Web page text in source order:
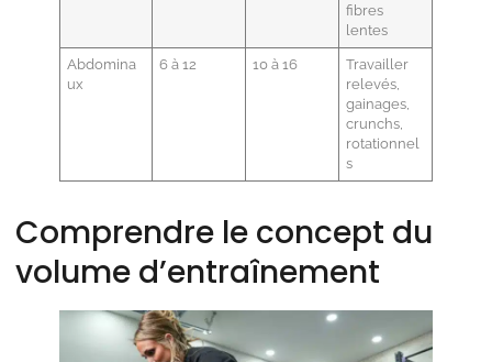
fibres
lentes
Abdomina
ux
6 à 12 10 à 16
Travailler
relevés,
gainages,
crunchs,
rotationnel
s
Comprendre le concept du
volume d’entraînement